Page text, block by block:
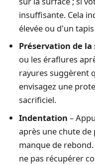
insuffisante. Cela
élevée ou d'un
Préservation de la
ou les éraflures
rayures suggèrent
envisagez une
sacrificiel.
Indentation –
après une chute
manque de
ne pas récupérer